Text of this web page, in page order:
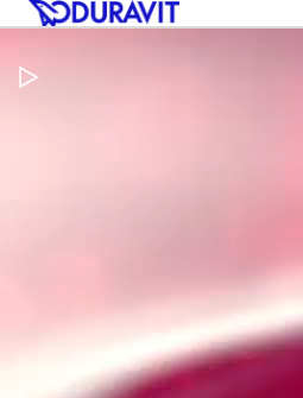
Metti in pausa il video